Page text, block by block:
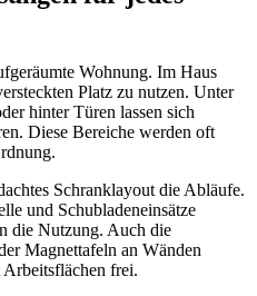
Wohnung. Im Haus
Platz zu nutzen. Unter
hinter Türen lassen sich
Diese Bereiche werden oft
Schranklayout die Abläufe.
und Schubladeneinsätze
die Nutzung. Auch die
Magnettafeln an Wänden
frei.